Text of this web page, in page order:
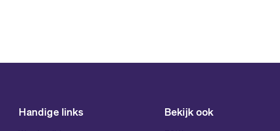
Handige links Bekijk ook